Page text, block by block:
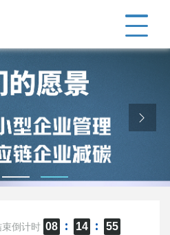
倒计时 08 14 54